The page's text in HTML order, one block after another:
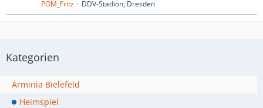
POM_Fritz DDV-Stadion, Dresden
Kategorien
Arminia Bielefeld
Heimspiel